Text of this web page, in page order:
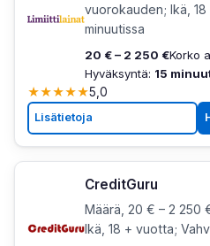
vuorokauden; Ikä,
minuutissa
20 € – 2 250 €Korko
Hyväksyntä: 15
★★★★★5,0
Lisätietoja
CreditGuru
Määrä, 20 € – 2 250
Ikä, 18 + vuotta;